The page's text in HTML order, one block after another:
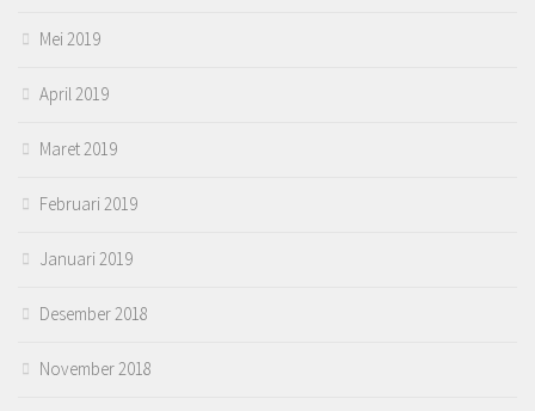
Mei 2019
April 2019
Maret 2019
Februari 2019
Januari 2019
Desember 2018
November 2018